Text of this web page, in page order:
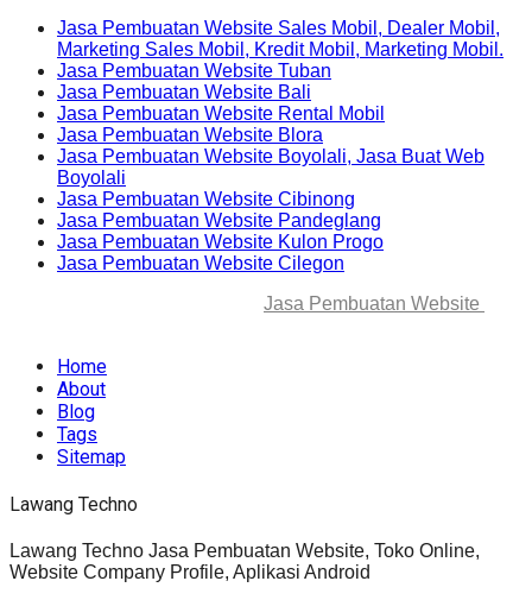
Jasa Pembuatan Website Sales Mobil, Dealer Mobil,
Marketing Sales Mobil, Kredit Mobil, Marketing Mobil.
Jasa Pembuatan Website Tuban
Jasa Pembuatan Website Bali
Jasa Pembuatan Website Rental Mobil
Jasa Pembuatan Website Blora
Jasa Pembuatan Website Boyolali, Jasa Buat Web
Boyolali
Jasa Pembuatan Website Cibinong
Jasa Pembuatan Website Pandeglang
Jasa Pembuatan Website Kulon Progo
Jasa Pembuatan Website Cilegon
Jasa Pembuatan Website
Home
About
Blog
Tags
Sitemap
Lawang Techno
Lawang Techno Jasa Pembuatan Website, Toko Online,
Website Company Profile, Aplikasi Android